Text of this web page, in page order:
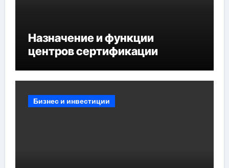
Назначение и функции
центров сертификации
Бизнес и инвестиции